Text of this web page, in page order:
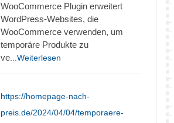
WooCommerce Plugin erweitert
WordPress-Websites, die
WooCommerce verwenden, um
temporäre Produkte zu
ve ...Weiterlesen
https://homepage-nach-
preis.de/2024/04/04/temporaere-